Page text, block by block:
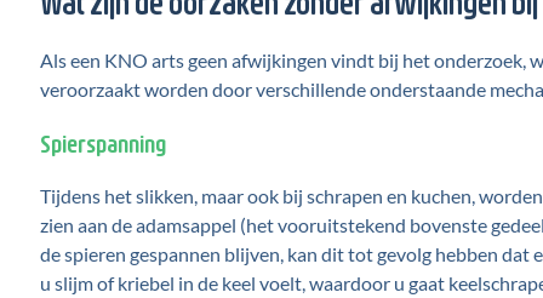
Als een KNO arts geen afwijkingen vindt bij het onderzoek,
veroorzaakt worden door verschillende onderstaande
Spierspanning
Tijdens het slikken, maar ook bij schrapen en kuchen,
zien aan de adamsappel (het vooruitstekend bovenste
de spieren gespannen blijven, kan dit tot gevolg hebben dat
u slijm of kriebel in de keel voelt, waardoor u gaat